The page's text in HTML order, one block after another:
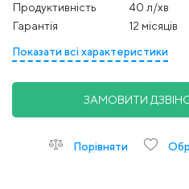
Продуктивність
40 л/хв
Гарантія
12 місяців
Показати всі характеристики
ЗАМОВИТИ
Порівняти